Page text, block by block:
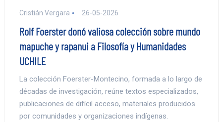
Cristián Vergara 26-05-2026
Rolf Foerster donó valiosa colección sobre mundo
mapuche y rapanui a Filosofía y Humanidades
UCHILE
La colección Foerster-Montecino, formada a lo largo de
décadas de investigación, reúne textos especializados,
publicaciones de difícil acceso, materiales producidos
por comunidades y organizaciones indígenas.